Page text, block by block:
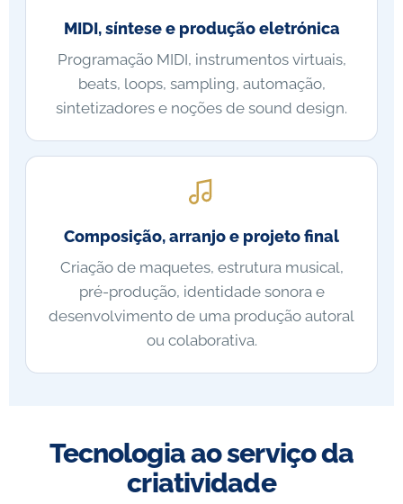
MIDI, síntese e produção eletrónica
Programação MIDI, instrumentos virtuais,
beats, loops, sampling, automação,
sintetizadores e noções de sound design.
Composição, arranjo e projeto final
Criação de maquetes, estrutura musical,
pré-produção, identidade sonora e
desenvolvimento de uma produção autoral
ou colaborativa.
Tecnologia ao serviço da
criatividade